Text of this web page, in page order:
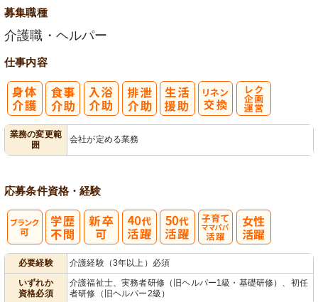
募集職種
介護職・ヘルパー
仕事内容
業務の変更範
囲
会社が定める業務
応募条件資格・経験
必要経験
介護経験（3年以上）必須
いずれか
資格必須
介護福祉士、実務者研修（旧ヘルパー1級・基礎研修）、初任
者研修（旧ヘルパー2級）